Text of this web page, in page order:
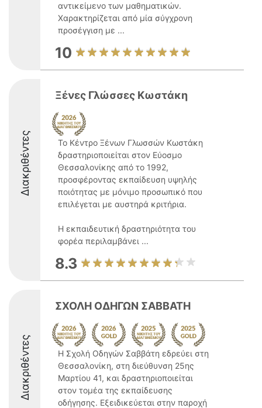
αντικείμενο των μαθηματικών.
Χαρακτηρίζεται από μία σύγχρονη
προσέγγιση με ...
10
Διακριθέντες
Ξένες Γλώσσες Κωστάκη
Το Κέντρο Ξένων Γλωσσών Κωστάκη
δραστηριοποιείται στον Εύοσμο
Θεσσαλονίκης από το 1992,
προσφέροντας εκπαίδευση υψηλής
ποιότητας με μόνιμο προσωπικό που
επιλέγεται με αυστηρά κριτήρια.
Η εκπαιδευτική δραστηριότητα του
φορέα περιλαμβάνει ...
8.3
Διακριθέντες
ΣΧΟΛΗ ΟΔΗΓΩΝ ΣΑΒΒΑΤΗ
Η Σχολή Οδηγών Σαββάτη εδρεύει στη
Θεσσαλονίκη, στη διεύθυνση 25ης
Μαρτίου 41, και δραστηριοποιείται
στον τομέα της εκπαίδευσης
οδήγησης. Εξειδικεύεται στην παροχή